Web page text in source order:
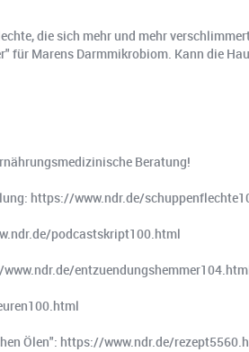
die sich mehr und mehr
für Marens Darmmikrobiom. Kann die
Beratung!
https://www.ndr.de/
podcastskript100.html
Ölen": https://www.ndr.de/